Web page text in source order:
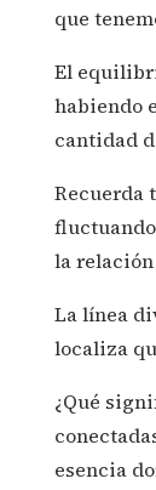
que
El
habiendo
cantidad
Recuerda
la relación
La línea
localiza
¿Qué
esencia